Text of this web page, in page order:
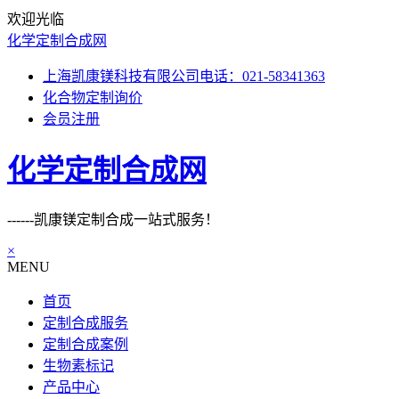
欢迎光临
化学定制合成网
上海凯康镁科技有限公司电话：021-58341363
化合物定制询价
会员注册
化学定制合成网
------凯康镁定制合成一站式服务！
×
MENU
首页
定制合成服务
定制合成案例
生物素标记
产品中心